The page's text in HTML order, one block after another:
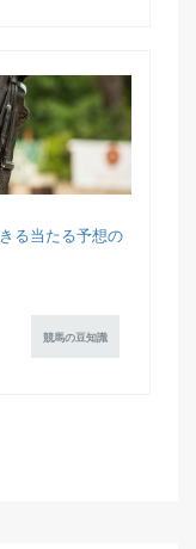
る当たる予想の
競馬の豆知識